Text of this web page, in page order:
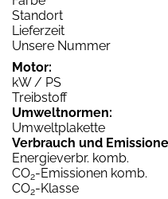
Standort
Lieferzeit
Unsere Nummer
Motor:
kW / PS
Treibstoff
Umweltnormen:
Umweltplakette
Verbrauch und
Energieverbr. komb.
CO2-Emissionen komb.
CO2-Klasse